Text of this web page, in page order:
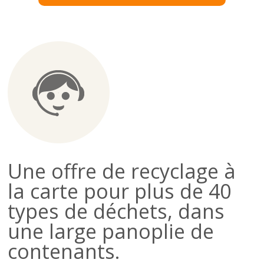
Une offre de recyclage à
la carte pour plus de 40
types de déchets, dans
une large panoplie de
contenants.